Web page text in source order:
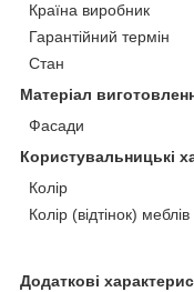
Країна виробник
Гарантійний термін
Стан
Матеріал
Фасади
Користувальницькі
Колір
Колір (відтінок) меблів
Додаткові